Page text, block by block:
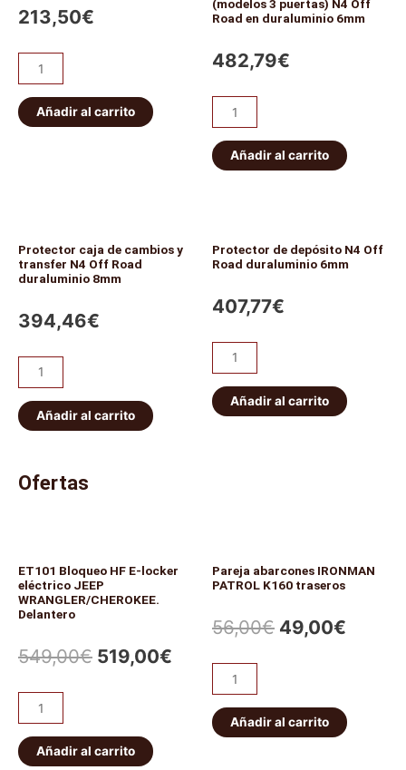
213,50€
Añadir al carrito
(modelos 3 puertas) N4 Off
Road en duraluminio 6mm
482,79€
Añadir al carrito
Protector caja de cambios y
transfer N4 Off Road
duraluminio 8mm
394,46€
Añadir al carrito
Protector de depósito N4 Off
Road duraluminio 6mm
407,77€
Añadir al carrito
Ofertas
ET101 Bloqueo HF E-locker
eléctrico JEEP
WRANGLER/CHEROKEE.
Delantero
549,00€ 519,00€
Añadir al carrito
Pareja abarcones IRONMAN
PATROL K160 traseros
56,00€ 49,00€
Añadir al carrito